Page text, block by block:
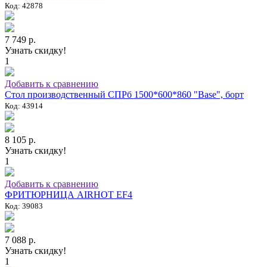
Код: 42878
7 749 р.
Узнать скидку!
1
Добавить к сравнению
Стол производственный СПРб 1500*600*860 "Base", борт
Код: 43914
8 105 р.
Узнать скидку!
1
Добавить к сравнению
ФРИТЮРНИЦА AIRHOT EF4
Код: 39083
7 088 р.
Узнать скидку!
1